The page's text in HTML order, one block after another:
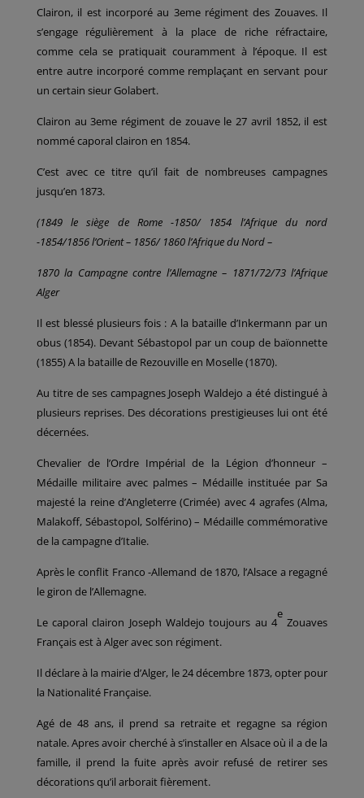
Clairon, il est incorporé au 3eme régiment des Zouaves. Il
s’engage régulièrement à la place de riche réfractaire,
comme cela se pratiquait couramment à l’époque. Il est
entre autre incorporé comme remplaçant en servant pour
un certain sieur Golabert.
Clairon au 3eme régiment de zouave le 27 avril 1852, il est
nommé caporal clairon en 1854.
C’est avec ce titre qu’il fait de nombreuses campagnes
jusqu’en 1873.
(1849 le siège de Rome -1850/ 1854 l’Afrique du nord
-1854/1856 l’Orient – 1856/ 1860 l’Afrique du Nord –
1870 la Campagne contre l’Allemagne – 1871/72/73 l’Afrique
Alger
Il est blessé plusieurs fois : A la bataille d’Inkermann par un
obus (1854). Devant Sébastopol par un coup de baïonnette
(1855) A la bataille de Rezouville en Moselle (1870).
Au titre de ses campagnes Joseph Waldejo a été distingué à
plusieurs reprises. Des décorations prestigieuses lui ont été
décernées.
Chevalier de l’Ordre Impérial de la Légion d’honneur –
Médaille militaire avec palmes – Médaille instituée par Sa
majesté la reine d’Angleterre (Crimée) avec 4 agrafes (Alma,
Malakoff, Sébastopol, Solférino) – Médaille commémorative
de la campagne d’Italie.
Après le conflit Franco -Allemand de 1870, l’Alsace a regagné
le giron de l’Allemagne.
Le caporal clairon Joseph Waldejo toujours au 4
e
Zouaves
Français est à Alger avec son régiment.
Il déclare à la mairie d’Alger, le 24 décembre 1873, opter pour
la Nationalité Française.
Agé de 48 ans, il prend sa retraite et regagne sa région
natale. Apres avoir cherché à s’installer en Alsace où il a de la
famille, il prend la fuite après avoir refusé de retirer ses
décorations qu’il arborait fièrement.